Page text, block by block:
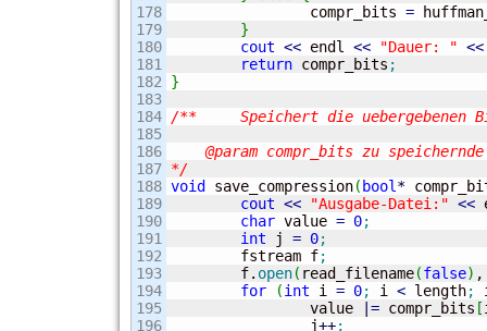
178
179
180
181
182
183
184
185
186
187
188
189
190
191
192
193
194
195
196
		compr_bits
=
}
cout << endl << "Dauer: " <<
return compr_bits ;
}
/**	Speichert die uebergebenen Bits in einer Datei.
@param compr_bits zu
*/
void
save_compression( bool*
cout << "Ausgabe-Datei:" <<
char value = 0;
int j = 0;
	fstream f
;
	f.
open( read_filename(false) ,
for
(int i = 0; i < length;
		value
= compr_bits [
		j
++;